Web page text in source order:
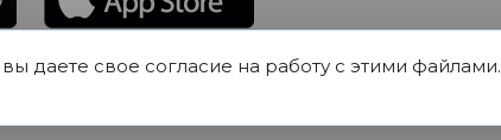
СИГМАТОРГ, ОГРН 1191690035570, ИНН 1655417189
Щербаковский дом 7, пом 1013, офис 5
даете свое согласие на работу с этими файлами.